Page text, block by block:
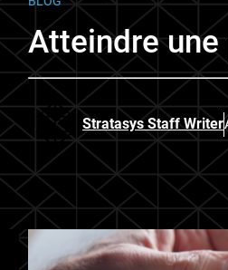
Atteindre
Stratasys Staff Writer